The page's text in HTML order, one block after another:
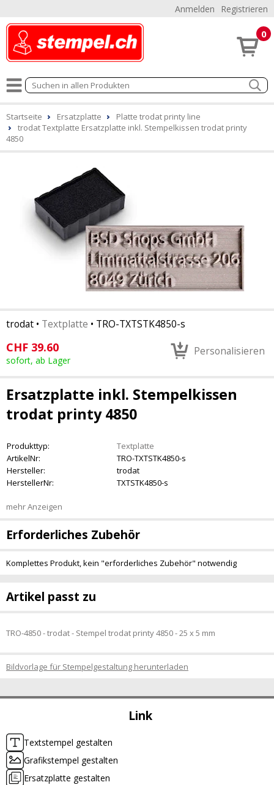
Anmelden Registrieren
0
Link
Textstempel gestalten
Grafikstempel gestalten
Ersatzplatte gestalten
Startseite Ersatzplatte
Platte trodat printy line
trodat Textplatte Ersatzplatte inkl. Stempelkissen trodat printy
4850
trodat • Textplatte • TRO-TXTSTK4850-s
CHF 39.60
sofort, ab Lager
Personalisieren
Ersatzplatte inkl. Stempelkissen
trodat printy 4850
Produkttyp:
Textplatte
ArtikelNr:
TRO-TXTSTK4850-s
Hersteller:
trodat
HerstellerNr:
TXTSTK4850-s
mehr Anzeigen
Erforderliches Zubehör
Komplettes Produkt, kein "erforderliches Zubehör" notwendig
Artikel passt zu
TRO-4850 - trodat - Stempel trodat printy 4850 - 25 x 5 mm
Bildvorlage für Stempelgestaltung herunterladen